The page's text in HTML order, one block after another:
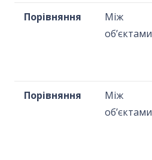
Порівняння
Між
об’єктами
Порівняння
Між
об’єктами